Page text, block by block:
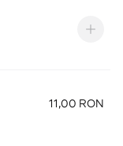
11,00 RON